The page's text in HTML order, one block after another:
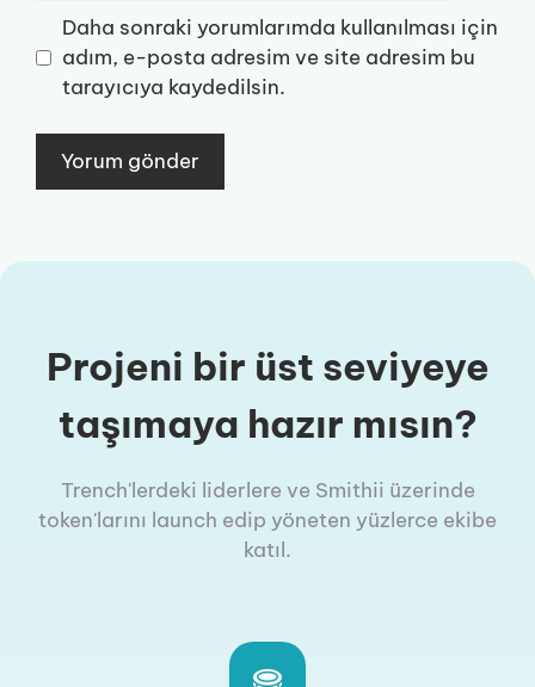
Daha sonraki yorumlarımda kullanılması için
adım, e-posta adresim ve site adresim bu
tarayıcıya kaydedilsin.
Projeni bir üst seviyeye
taşımaya hazır mısın?
Trench'lerdeki liderlere ve Smithii üzerinde
token'larını launch edip yöneten yüzlerce ekibe
katıl.